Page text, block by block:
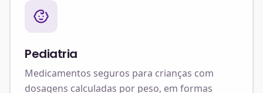
Pediatria
Medicamentos seguros para crianças com
dosagens calculadas por peso, em formas